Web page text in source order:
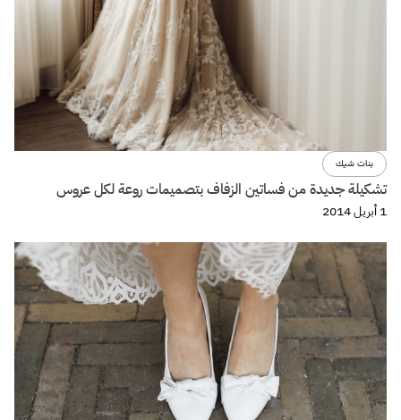
بنات شيك
تشكيلة جديدة من فساتين الزفاف بتصميمات روعة لكل عروس
1 أبريل 2014